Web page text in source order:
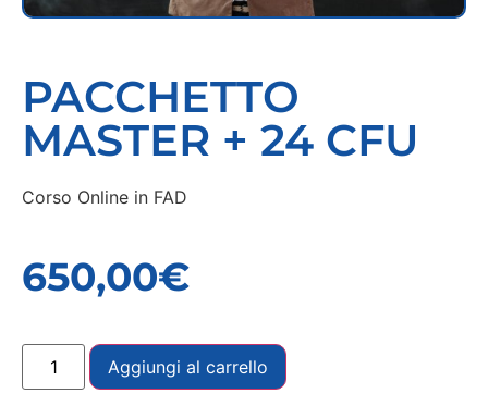
PACCHETTO
MASTER + 24 CFU
Corso Online in FAD
650,00€
Aggiungi al carrello